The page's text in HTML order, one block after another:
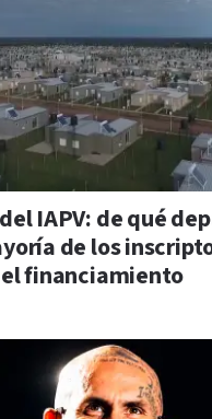
IAPV: de qué
de los
financiamiento